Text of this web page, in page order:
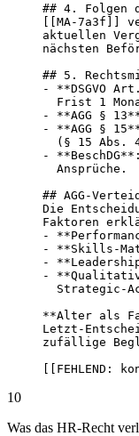
## 4. Folgen
[[MA-7a3f]]
aktuellen
nächsten
## 5.
- **DSGVO
Frist 1
- **AGG §
- **AGG §
(§ 15 Abs.
-
  Ansprüche.
## AGG-
Die
Faktoren
-
- **Skills-
-
-
Strategic-
**Alter als
Letzt-
zufällige
[[FEHLEND:
10
Was das HR-Recht